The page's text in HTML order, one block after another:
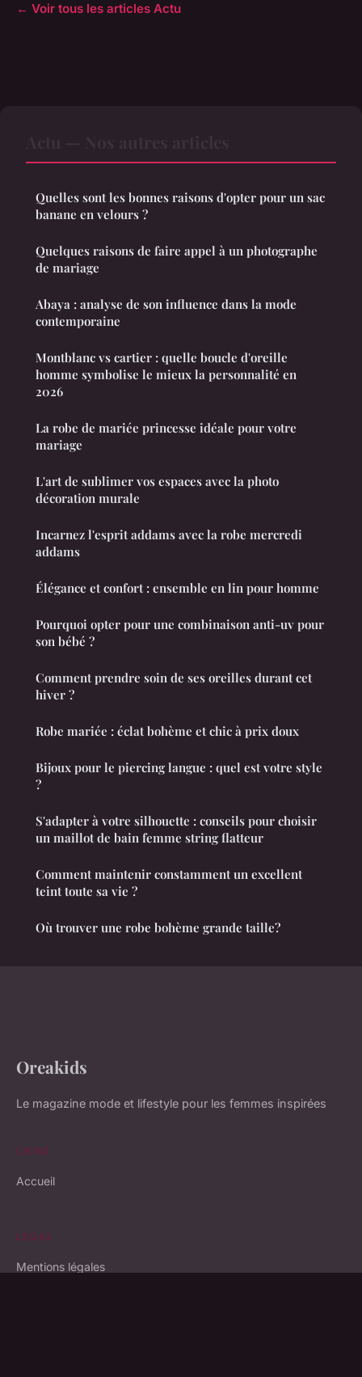
← Voir tous les articles Actu
Quelles sont les bonnes raisons d'opter pour un sac
banane en velours ?
Quelques raisons de faire appel à un photographe
de mariage
Abaya : analyse de son influence dans la mode
contemporaine
Montblanc vs cartier : quelle boucle d'oreille
homme symbolise le mieux la personnalité en
2026
La robe de mariée princesse idéale pour votre
mariage
L'art de sublimer vos espaces avec la photo
décoration murale
Incarnez l'esprit addams avec la robe mercredi
addams
Élégance et confort : ensemble en lin pour homme
Pourquoi opter pour une combinaison anti-uv pour
son bébé ?
Comment prendre soin de ses oreilles durant cet
hiver ?
Robe mariée : éclat bohème et chic à prix doux
Bijoux pour le piercing langue : quel est votre style
?
S'adapter à votre silhouette : conseils pour choisir
un maillot de bain femme string flatteur
Comment maintenir constamment un excellent
teint toute sa vie ?
Où trouver une robe bohème grande taille?
Oreakids
Le magazine mode et lifestyle pour les femmes inspirées
LIENS
Accueil
LÉGAL
Mentions légales